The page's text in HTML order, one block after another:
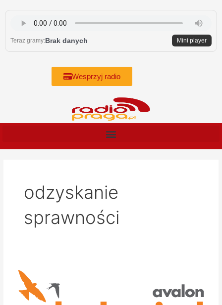
content
Teraz gramy:Brak danych Mini player
Wesprzyj radio
odzyskanie
sprawności
projektu
Helpuj.pl
fundacji